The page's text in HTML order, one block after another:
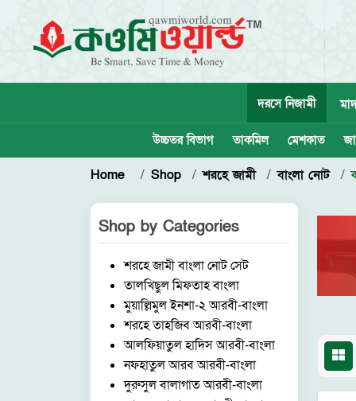
দরসে নিজামী
উচ্চতর বিভাগ তাকমিল মেশকাত
Home Shop শরহে জামী বাংলা নোট
Shop by Categories
শরহে জামী বাংলা নোট সেট
তালখিছুল মিফতাহ বাংলা
মুয়াল্লিমুল ইনশা-২ আরবী-বাংলা
শরহে তাহজিব আরবী-বাংলা
আলফিয়াতুল হাদিস আরবী-বাংলা
নফহাতুল আরব আরবী-বাংলা
দুরুসুল বালাগাত আরবী-বাংলা